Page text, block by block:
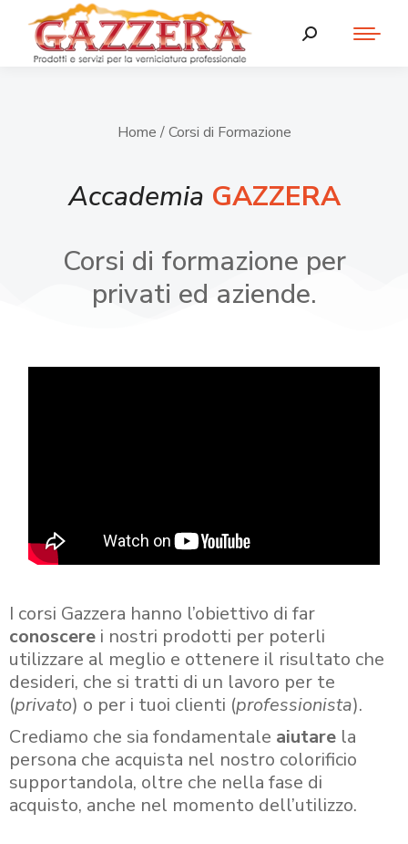
Home / Corsi di Formazione
Accademia GAZZERA
Corsi di formazione per
privati ed aziende.
I corsi Gazzera hanno l’obiettivo di far
conoscere i nostri prodotti per poterli
utilizzare al meglio e ottenere il risultato che
desideri, che si tratti di un lavoro per te
(privato) o per i tuoi clienti (professionista).
Crediamo che sia fondamentale aiutare la
persona che acquista nel nostro colorificio
supportandola, oltre che nella fase di
acquisto, anche nel momento dell’utilizzo.